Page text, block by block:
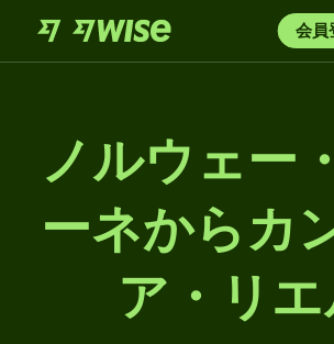
会員
ノルウェー
ーネからカ
ア・リ